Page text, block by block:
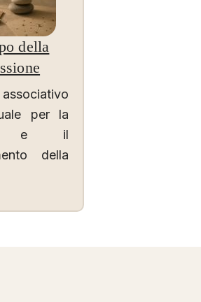
della
per la
e il
della